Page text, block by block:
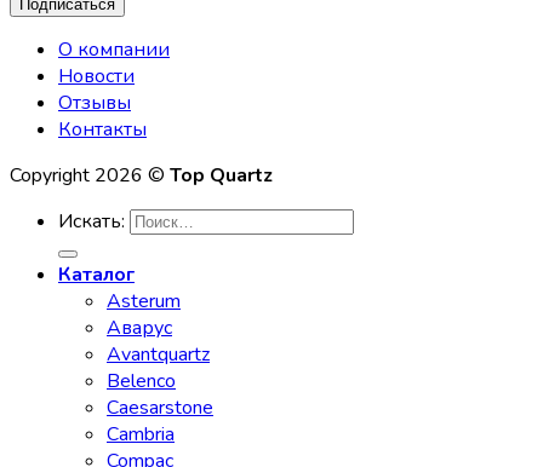
О компании
Новости
Отзывы
Контакты
Copyright 2026 © Top Quartz
Искать:
Каталог
Asterum
Аварус
Avantquartz
Belenco
Caesarstone
Cambria
Compac